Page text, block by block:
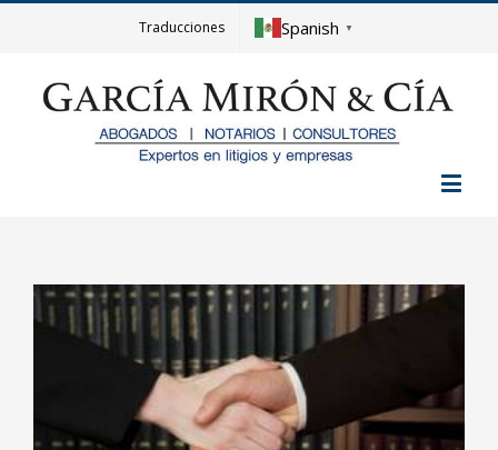
Traducciones Spanish ▼
View
Larger